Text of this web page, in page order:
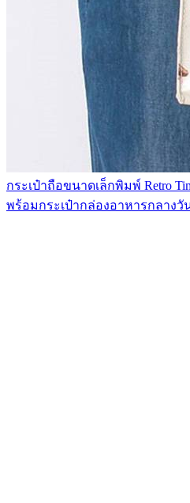
กระเป๋าถือขนาดเล็กพิมพ์ Retro
พร้อมกระเป๋ากล่องอาหารกลางวั